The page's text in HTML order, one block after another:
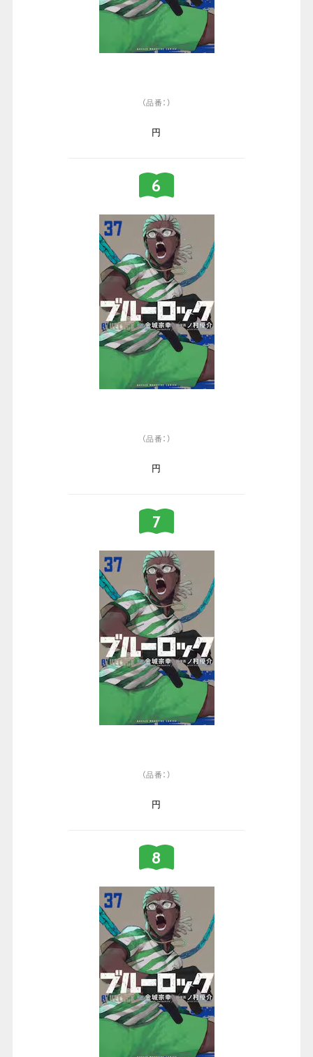
（品番：）
円
（品番：）
円
（品番：）
円